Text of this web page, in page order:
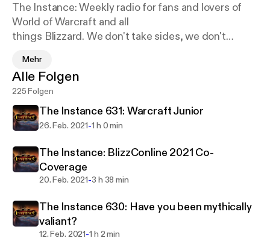
The Instance: Weekly radio for fans and lovers of
World of Warcraft and all
things Blizzard. We don't take sides, we don't
facts, news and tips that you want and need for
your favorite online addictions.
Come meet us at the stone for another Instance!
Mehr
Alle Folgen
225 Folgen
The Instance 631: Warcraft Junior
26. Feb. 2021-1 h 0 min
The Instance: BlizzConline 2021 Co-
Coverage
20. Feb. 2021-3 h 38 min
The Instance 630: Have you been mythically
valiant?
12. Feb. 2021-1 h 2 min